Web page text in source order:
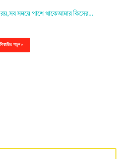
রয়,সব সময়ে পাশে থাকেআমার কিসের…
বিস্তারিত পড়ুন »